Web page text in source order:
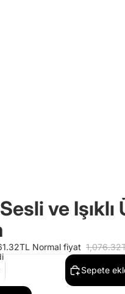
ve Işıklı
Normal fiyat
Sepete